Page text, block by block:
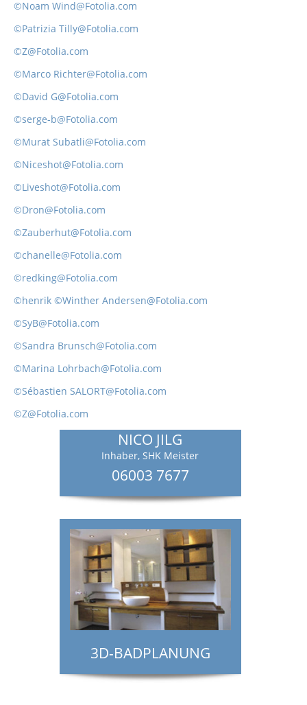
©Noam Wind@Fotolia.com
©Patrizia Tilly@Fotolia.com
©Z@Fotolia.com
©Marco Richter@Fotolia.com
©David G@Fotolia.com
©serge-b@Fotolia.com
©Murat Subatli@Fotolia.com
©Niceshot@Fotolia.com
©Liveshot@Fotolia.com
©Dron@Fotolia.com
©Zauberhut@Fotolia.com
©chanelle@Fotolia.com
©redking@Fotolia.com
©henrik ©Winther Andersen@Fotolia.com
©SyB@Fotolia.com
©Sandra Brunsch@Fotolia.com
©Marina Lohrbach@Fotolia.com
©Sébastien SALORT@Fotolia.com
©Z@Fotolia.com
NICO JILG
Inhaber, SHK Meister
06003 7677
3D-BADPLANUNG